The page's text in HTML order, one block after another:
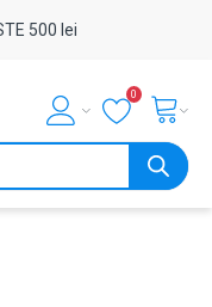
500 lei
0